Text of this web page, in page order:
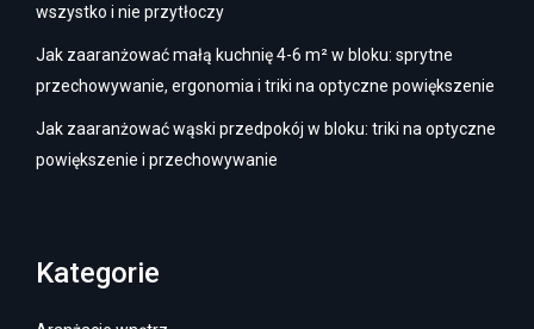
wszystko i nie przytłoczy
Jak zaaranżować małą kuchnię 4-6 m² w bloku: sprytne
przechowywanie, ergonomia i triki na optyczne powiększenie
Jak zaaranżować wąski przedpokój w bloku: triki na optyczne
powiększenie i przechowywanie
Kategorie